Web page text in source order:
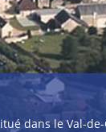
dans le Val-